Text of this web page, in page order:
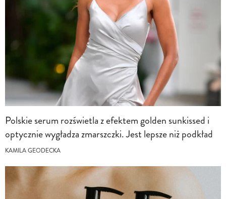
Polskie serum rozświetla z efektem golden sunkissed i
optycznie wygładza zmarszczki. Jest lepsze niż podkład
KAMILA GEODECKA